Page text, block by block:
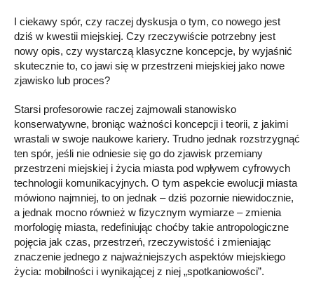
I ciekawy spór, czy raczej dyskusja o tym, co nowego jest
dziś w kwestii miejskiej. Czy rzeczywiście potrzebny jest
nowy opis, czy wystarczą klasyczne koncepcje, by wyjaśnić
skutecznie to, co jawi się w przestrzeni miejskiej jako nowe
zjawisko lub proces?
Starsi profesorowie raczej zajmowali stanowisko
konserwatywne, broniąc ważności koncepcji i teorii, z jakimi
wrastali w swoje naukowe kariery. Trudno jednak rozstrzygnąć
ten spór, jeśli nie odniesie się go do zjawisk przemiany
przestrzeni miejskiej i życia miasta pod wpływem cyfrowych
technologii komunikacyjnych. O tym aspekcie ewolucji miasta
mówiono najmniej, to on jednak – dziś pozornie niewidocznie,
a jednak mocno również w fizycznym wymiarze – zmienia
morfologię miasta, redefiniując choćby takie antropologiczne
pojęcia jak czas, przestrzeń, rzeczywistość i zmieniając
znaczenie jednego z najważniejszych aspektów miejskiego
życia: mobilności i wynikającej z niej „spotkaniowości”.